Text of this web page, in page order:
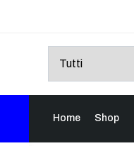
Home Shop